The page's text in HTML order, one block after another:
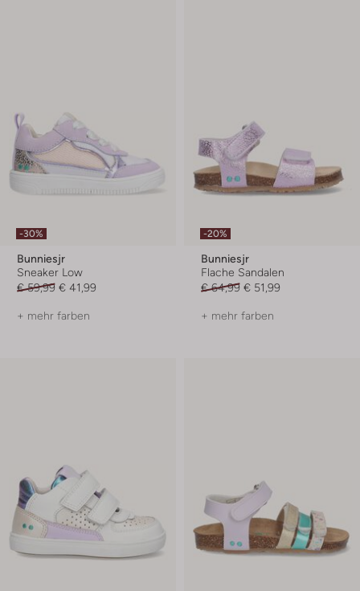
-30%
Bunniesjr
Sneaker Low
€ 59,99 € 41,99
+ mehr farben
-20%
Bunniesjr
Flache Sandalen
€ 64,99 € 51,99
+ mehr farben